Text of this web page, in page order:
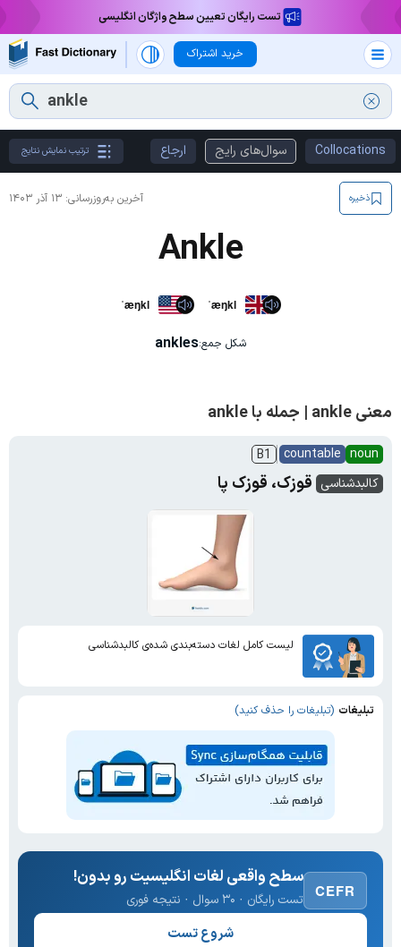
تست رایگان تعیین سطح واژگان انگلیسی
خرید اشتراک
Collocations سوال‌های رایج ارجاع ترتیب نمایش نتایج
آخرین به‌روزرسانی: ۱۳ آذر ۱۴۰۳ ذخیره
Ankle
ˈæŋkl ˈæŋkl
شکل جمع:ankles
معنی ankle | جمله با ankle
noun
countable
B1
کالبدشناسی قوزک، قوزک پا
لیست کامل لغات دسته‌بندی شده‌ی کالبدشناسی
تبلیغات (تبلیغات را حذف کنید)
CEFR
سطح واقعی لغات انگلیسیت رو بدون!
تست رایگان · ۳۰ سوال · نتیجه فوری
شروع تست